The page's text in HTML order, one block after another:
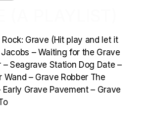
Grave (Hit play and let it
– Waiting for the Grave
– Seagrave Station Dog Date –
Wand – Grave Robber The
Early Grave Pavement – Grave